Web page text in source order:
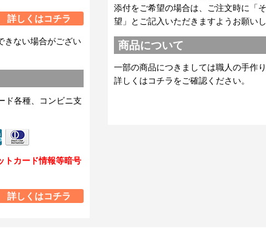
詳しくはコチラ
きない場合がござい
ド各種、コンビニ支
トカード情報等暗号
詳しくはコチラ
添付をご希望の場合は、ご注文時に「
望」とご記入いただきますようお願いし
商品について
一部の商品につきましては職人の手作
詳しくはコチラをご確認ください。